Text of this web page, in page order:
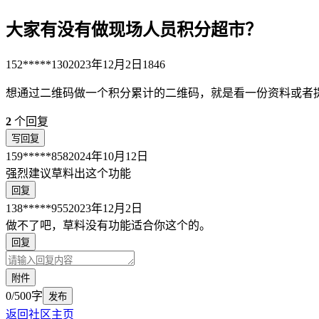
大家有没有做现场人员积分超市？
152*****1302023年12月2日 1846
想通过二维码做一个积分累计的二维码，就是看一份资料或
2 个回复
写回复
159*****8582024年10月12日
强烈建议草料出这个功能
回复
138*****9552023年12月2日
做不了吧，草料没有功能适合你这个的。
回复
附件
0/500字 发布
返回社区主页